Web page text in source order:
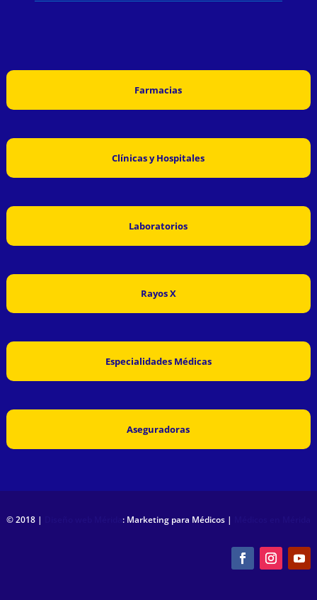
Farmacias
Clínicas y Hospitales
Laboratorios
Rayos X
Especialidades Médicas
Aseguradoras
© 2018 | : Marketing para Médicos |